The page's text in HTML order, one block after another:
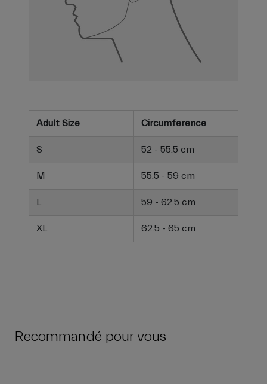
Adult Size Circumference
S 52 - 55.5 cm
M 55.5 - 59 cm
L 59 - 62.5 cm
XL 62.5 - 65 cm
Recommandé pour vous